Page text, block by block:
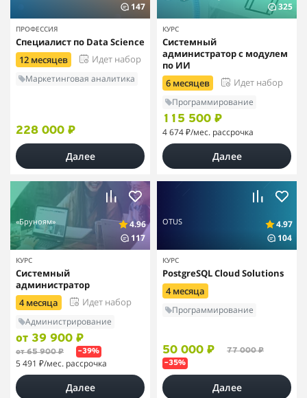
147
ПРОФЕССИЯ
Специалист по Data Science
12 месяцев
Идет набор
Маркетинговая аналитика
228 000 ₽
Далее
325
КУРС
Системный
администратор с модулем
по ИИ
6 месяцев
Идет набор
Программирование
115 500 ₽
4 674 ₽/мес. рассрочка
Далее
«Бруноям»
4.96
117
КУРС
Системный
администратор
4 месяца
Идет набор
Администрирование
от 39 900 ₽
от 65 900 ₽ –39%
5 491 ₽/мес. рассрочка
Далее
OTUS
4.97
104
КУРС
PostgreSQL Cloud Solutions
4 месяца
Программирование
50 000 ₽ 77 000 ₽
–35%
Далее